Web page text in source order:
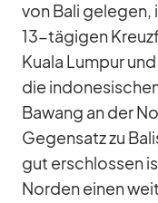
von Bali ge­le­gen,
13-tä­gi­gen
Kuala Lum­pur
die
Ba­wang an der
Ge­gen­satz zu
gut er­schlos­sen
Nor­den ei­nen